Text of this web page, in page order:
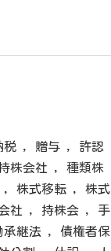
税 , 贈与 , 許認
株会社 , 種類株
, 株式移転 , 株式
社 , 持株会 , 手
承継法 , 債権者保